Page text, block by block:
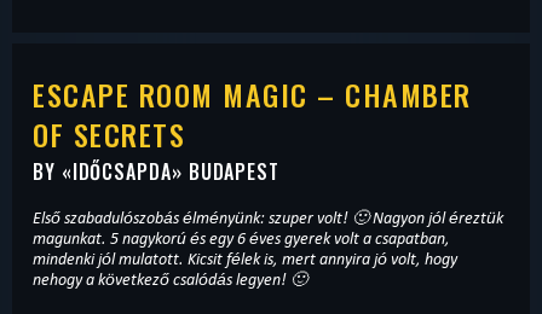
ESCAPE ROOM MAGIC – CHAMBER
OF SECRETS
BY «IDŐCSAPDA» BUDAPEST
Első szabadulószobás élményünk: szuper volt! 🙂 Nagyon jól éreztük
magunkat. 5 nagykorú és egy 6 éves gyerek volt a csapatban,
mindenki jól mulatott. Kicsit félek is, mert annyira jó volt, hogy
nehogy a következő csalódás legyen! 🙂